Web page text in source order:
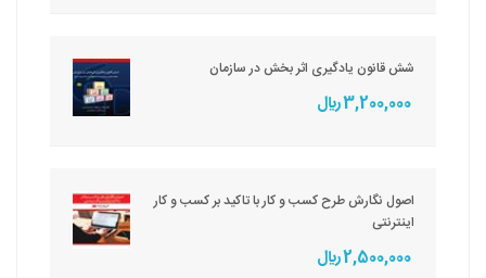
شش قانون یادگیری اثر بخش در سازمان
3,200,000 ريال
اصول نگارش طرح کسب و کار با تاکید بر کسب و کار
اینترنتی
2,500,000 ريال